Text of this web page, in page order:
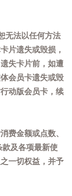
无法以任何方法
片遗失或毁损，
失卡片前，如遭
会员卡遗失或毁
动版会员卡，续
费金额或点数、
及各项最新使
一切权益，并予